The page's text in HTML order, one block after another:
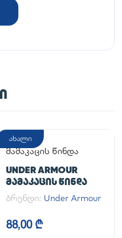
ახალი
მამაკაცის წინდა
UNDER ARMOUR
ᲛᲐᲛᲐᲙᲐᲪᲘᲡ ᲬᲘᲜᲓᲐ
ბრენდი: Under Armour
88,00 ₾